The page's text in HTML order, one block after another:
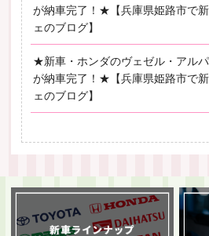
が納車完了！★【兵庫県姫路市で
ェのブログ】
★新車・ホンダのヴェゼル・アル
が納車完了！★【兵庫県姫路市で
ェのブログ】